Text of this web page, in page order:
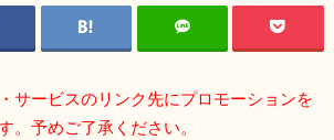
サービスのリンク先にプロモーションを
。予めご了承ください。